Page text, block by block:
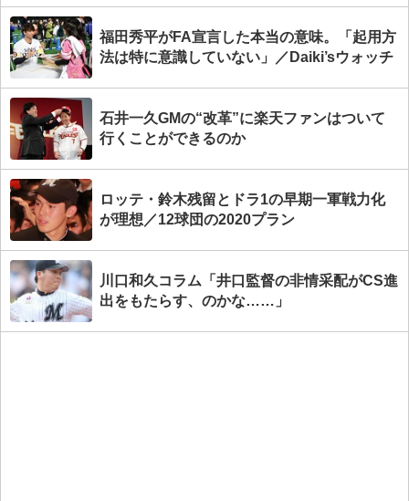
福田秀平がFA宣言した本当の意味。「起用方
法は特に意識していない」／Daiki’sウォッチ
石井一久GMの“改革”に楽天ファンはついて
行くことができるのか
ロッテ・鈴木残留とドラ1の早期一軍戦力化
が理想／12球団の2020プラン
川口和久コラム「井口監督の非情采配がCS進
出をもたらす、のかな……」